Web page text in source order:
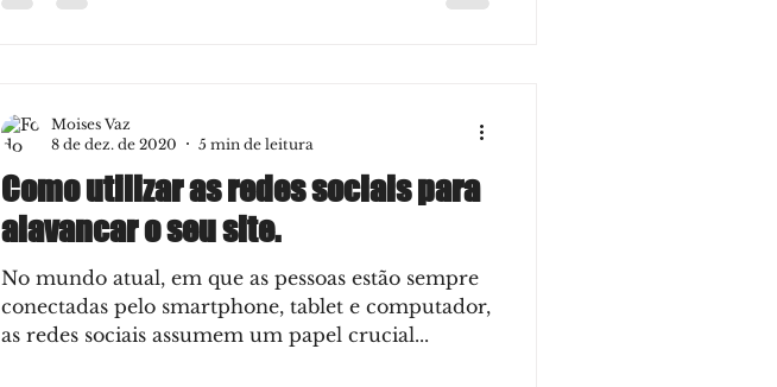
Como utilizar as redes sociais para
alavancar o seu site.
No mundo atual, em que as pessoas estão sempre
conectadas pelo smartphone, tablet e computador,
as redes sociais assumem um papel crucial...
Moises Vaz
8 de dez. de 2020
5 min de leitura